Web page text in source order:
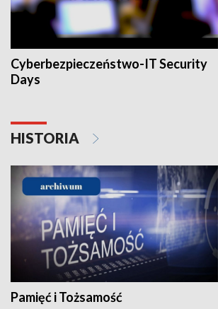
Cyberbezpieczeństwo-IT Security
Days
HISTORIA
Pamięć i Tożsamość